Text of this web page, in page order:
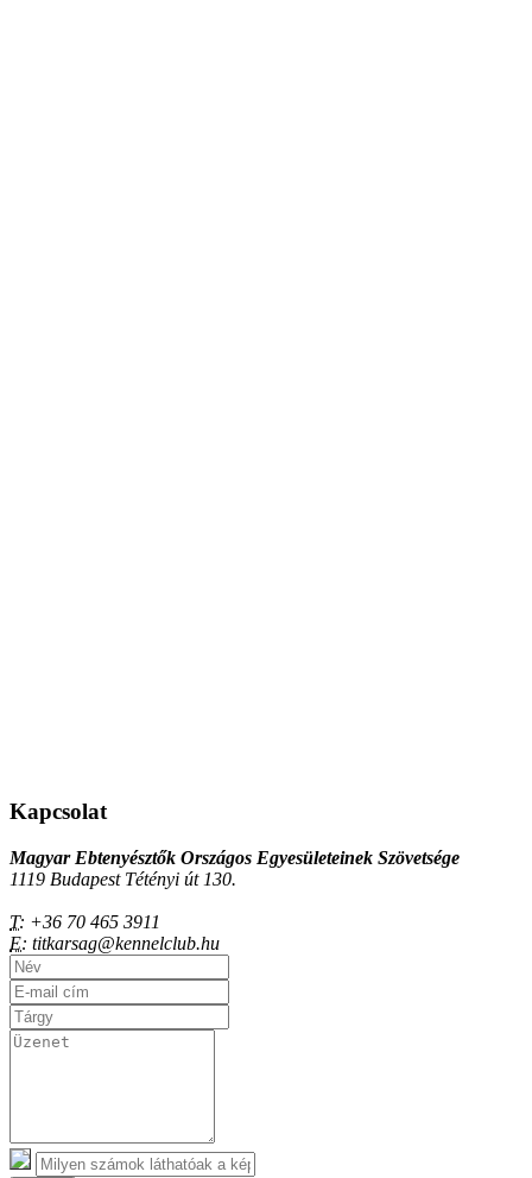
Kapcsolat
Magyar Ebtenyésztők Országos Egyesületeinek Szövetsége
1119 Budapest Tétényi út 130.
T: +36 70 465 3911
E: titkarsag@kennelclub.hu